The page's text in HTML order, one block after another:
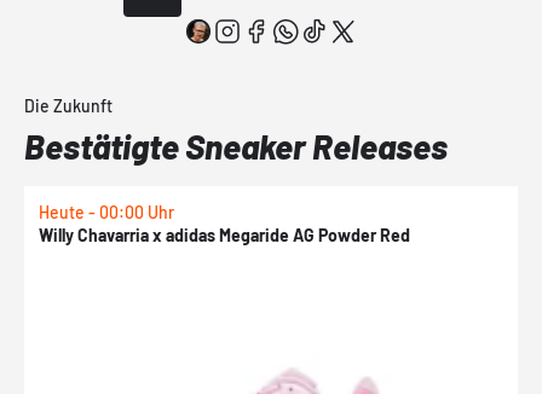
Die Zukunft
Bestätigte Sneaker Releases
Heute - 00:00 Uhr
Willy Chavarria x adidas Megaride AG Powder Red